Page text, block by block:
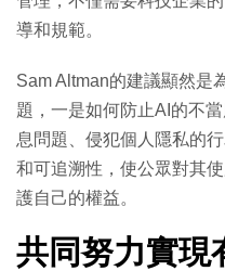
導和規範。
Sam Altman的建議顯然是
題，一是如何防止AI的不
息問題、侵犯個人隱私的
和可追溯性，使公眾對其
護自己的權益。
共同努力實現